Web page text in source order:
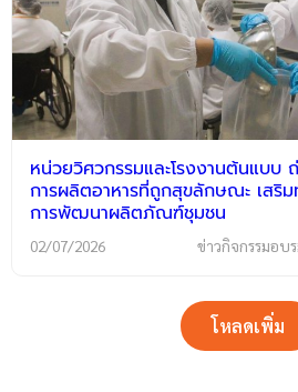
หน่วยวิศวกรรมและโรงงานต้นแบบ
การผลิตอาหารที่ถูกสุขลักษณะ เสริ
การพัฒนาผลิตภัณฑ์ชุมชน
02/07/2026 ข่าวกิจกรรมอบ
โหลดเพิ่ม